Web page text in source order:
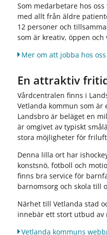
Som medarbetare hos
med allt från äldre
12 personer och
som är kreativ, öppen och
Mer om att jobba hos
En attraktiv
Vårdcentralen finns i
Vetlanda kommun som
Landsbro är beläget en
är omgivet av typiskt
stora möjligheter för
Denna lilla ort har
konstsnö, fotboll och
finns bra service för
barnomsorg och skola till
Närhet till Vetlanda stad
innebär ett stort utbud av
Vetlanda kommuns